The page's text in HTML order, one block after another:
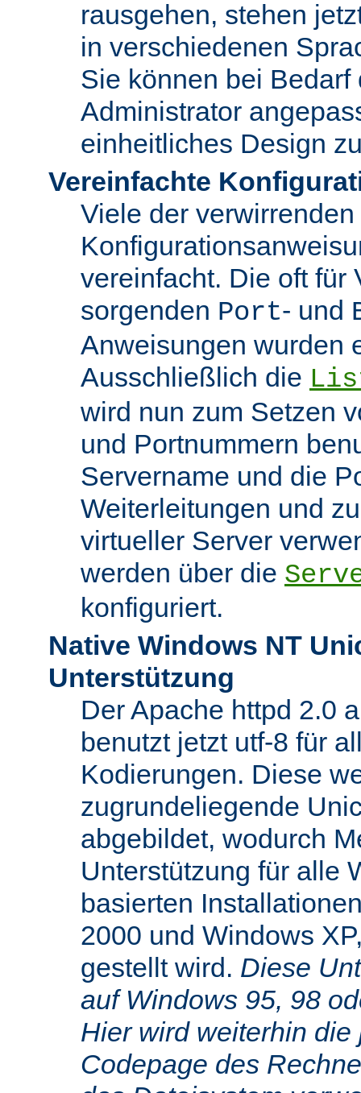
rausgehen, stehen
in verschiedenen
Sie können bei Bedarf
Administrator
einheitliches Design
Vereinfachte
Viele der verwirrenden
vereinfacht. Die oft für
sorgenden Port- und
Anweisungen wurden
Ausschließlich die
wird nun zum Setzen
und Portnummern
Servername und die
Weiterleitungen und
virtueller Server
werden über die
konfiguriert.
Native Windows NT
Unterstützung
Der Apache httpd 2.0
benutzt jetzt utf-8 für
Kodierungen. Diese
zugrundeliegende
abgebildet, wodurch
Unterstützung für alle
basierten
2000 und Windows
gestellt wird. Diese
auf Windows 95, 98
Hier wird weiterhin
Codepage des